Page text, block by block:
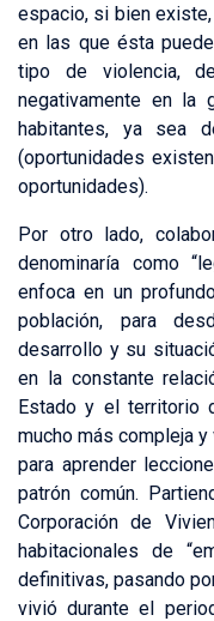
espacio, si bien
en las que ésta
tipo de violencia,
negativamente en la
habitantes, ya sea
(oportunidades
oportunidades).
Por otro lado,
denominaría como
enfoca en un
población, para
desarrollo y su
en la constante
Estado y el territorio
mucho más compleja
para aprender
patrón común.
Corporación de
habitacionales de
definitivas, pasando
vivió durante el